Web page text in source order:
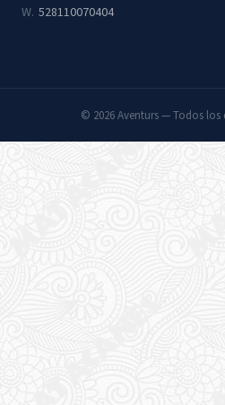
W. 528110070404
© 2026 Aventurs — Todos los